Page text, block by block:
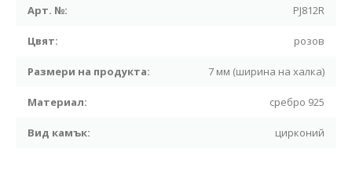
Арт. №: PJ812R
Цвят: розов
Размери на продукта: 7 мм (ширина на халка)
Материал: сребро 925
Вид камък: цирконий